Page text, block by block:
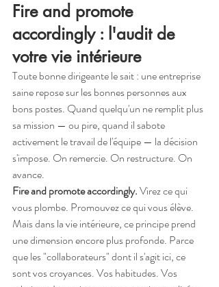
Fire and promote
accordingly : l'audit de
votre vie intérieure
Toute bonne dirigeante le sait : une entreprise
saine repose sur les bonnes personnes aux
bons postes. Quand quelqu'un ne remplit plus
sa mission — ou pire, quand il sabote
activement le travail de l'équipe — la décision
s'impose. On remercie. On restructure. On
avance.
Fire and promote accordingly. Virez ce qui
vous plombe. Promouvez ce qui vous élève.
Mais dans la vie intérieure, ce principe prend
une dimension encore plus profonde. Parce
que les "collaborateurs" dont il s'agit ici, ce
sont vos croyances. Vos habitudes. Vos